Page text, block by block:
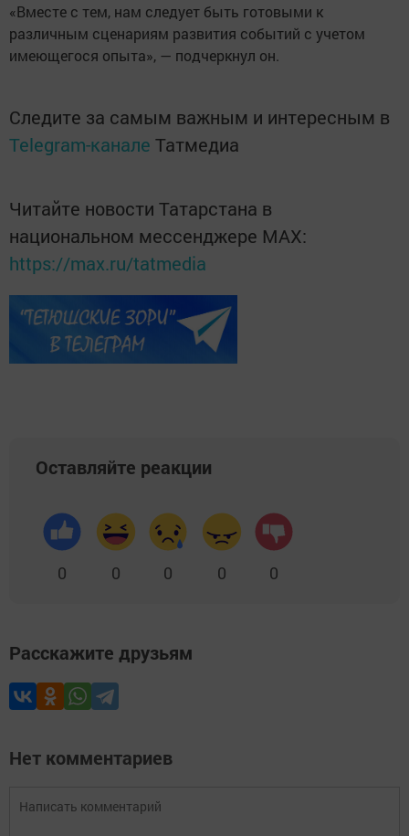
«Вместе с тем, нам следует быть готовыми к
различным сценариям развития событий с учетом
имеющегося опыта», — подчеркнул он.
Следите за самым важным и интересным в
Telegram-канале Татмедиа
Читайте новости Татарстана в
национальном мессенджере MАХ:
https://max.ru/tatmedia
Оставляйте реакции
0 0 0 0 0
Расскажите друзьям
Нет комментариев